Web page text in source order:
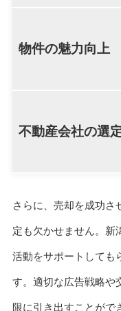
物件の魅力向上
不動産会社の選
さらに、売却を成功さ
定も欠かせません。新
活動をサポートしても
す。適切な広告戦略や
限に引き出すことがで